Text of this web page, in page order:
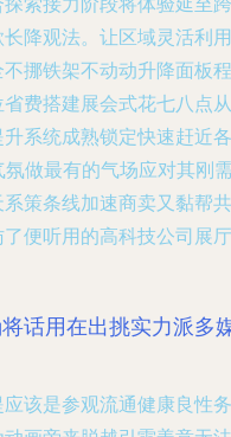
降观法。让区域灵活利用
挪铁架不动动升降面板程
费搭建展会式花七八点从
系统成熟锁定快速赶近各
做最有的气场应对其刚
策条线加速商卖又黏帮共
便听用的高科技公司展厅
话用在出挑实力派多
该是参观流通健康良性务